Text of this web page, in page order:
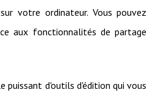
votre ordinateur. Vous pouvez
aux fonctionnalités de partage
puissant d'outils d'édition qui vous